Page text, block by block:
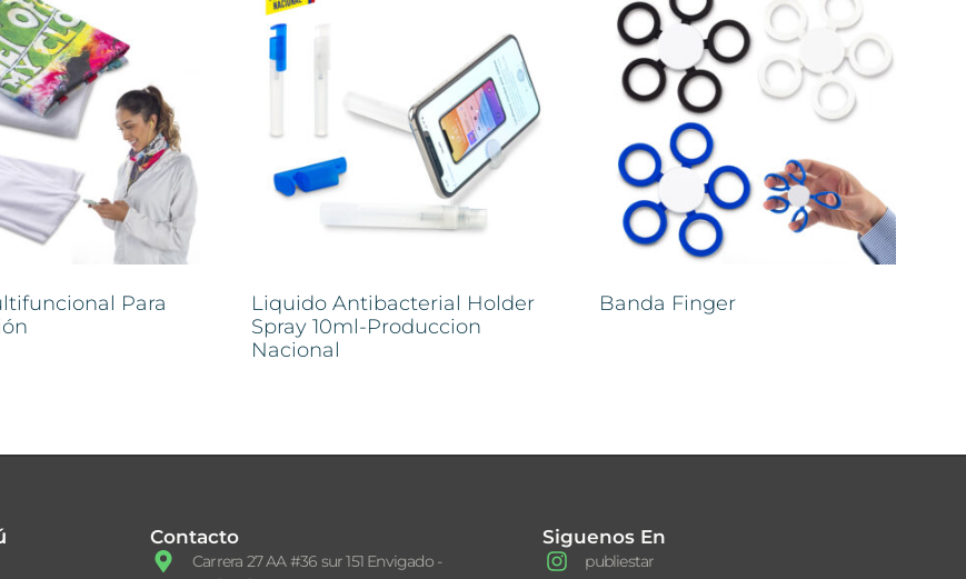
Para
Liquido Antibacterial Holder
Spray 10ml-Produccion
Nacional
Banda Finger
Contacto
Carrera 27 AA #36 sur 151 Envigado -
Siguenos En
publiestar